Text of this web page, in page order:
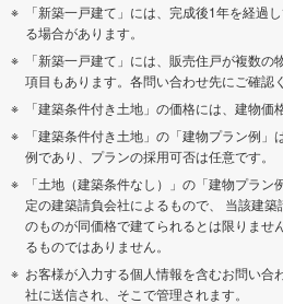
「新築一戸建て」には、完成後1年を経過
る場合があります。
「新築一戸建て」には、販売住戸が複数
項目もあります。各問い合わせ先にご確認
「建築条件付き土地」の価格には、建物価
「建築条件付き土地」の「建物プラン例
例であり、プランの採用可否は任意です。
「土地（建築条件なし）」の「建物プラ
定の建築請負会社によるもので、 当該建
のものが同価格で建てられるとは限りませ
るものではありません。
お客様が入力する個人情報を含むお問い合
社に送信され、そこで管理されます。